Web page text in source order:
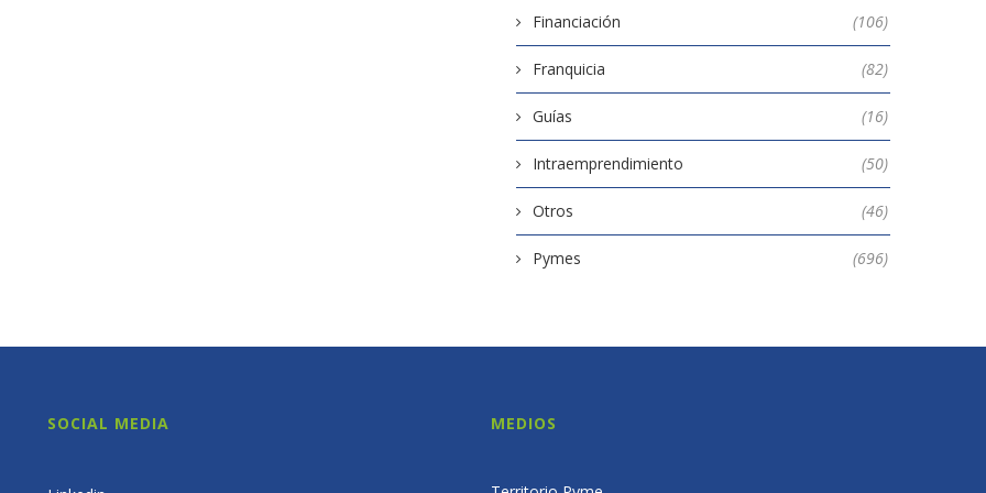
Financiación (106)
Franquicia (82)
Guías (16)
Intraemprendimiento (50)
Otros (46)
Pymes (696)
SOCIAL MEDIA MEDIOS